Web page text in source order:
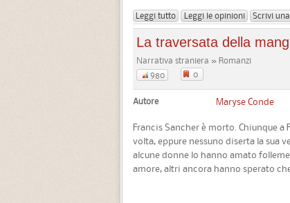
Leggi tutto Leggi le opinioni Scrivi
La traversata della
Narrativa straniera » Romanzi
980
0
Autore Maryse Conde
Francis Sancher è morto. Chiunque
volta, eppure nessuno diserta la sua
alcune donne lo hanno amato
amore, altri ancora hanno sperato